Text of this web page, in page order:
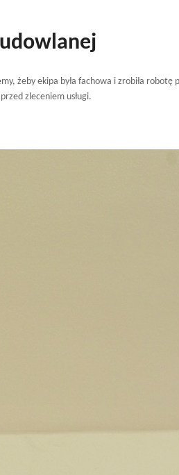
żeby ekipa była fachowa i zrobiła robotę
zleceniem usługi.